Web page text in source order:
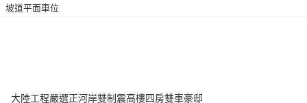
坡道平面車位